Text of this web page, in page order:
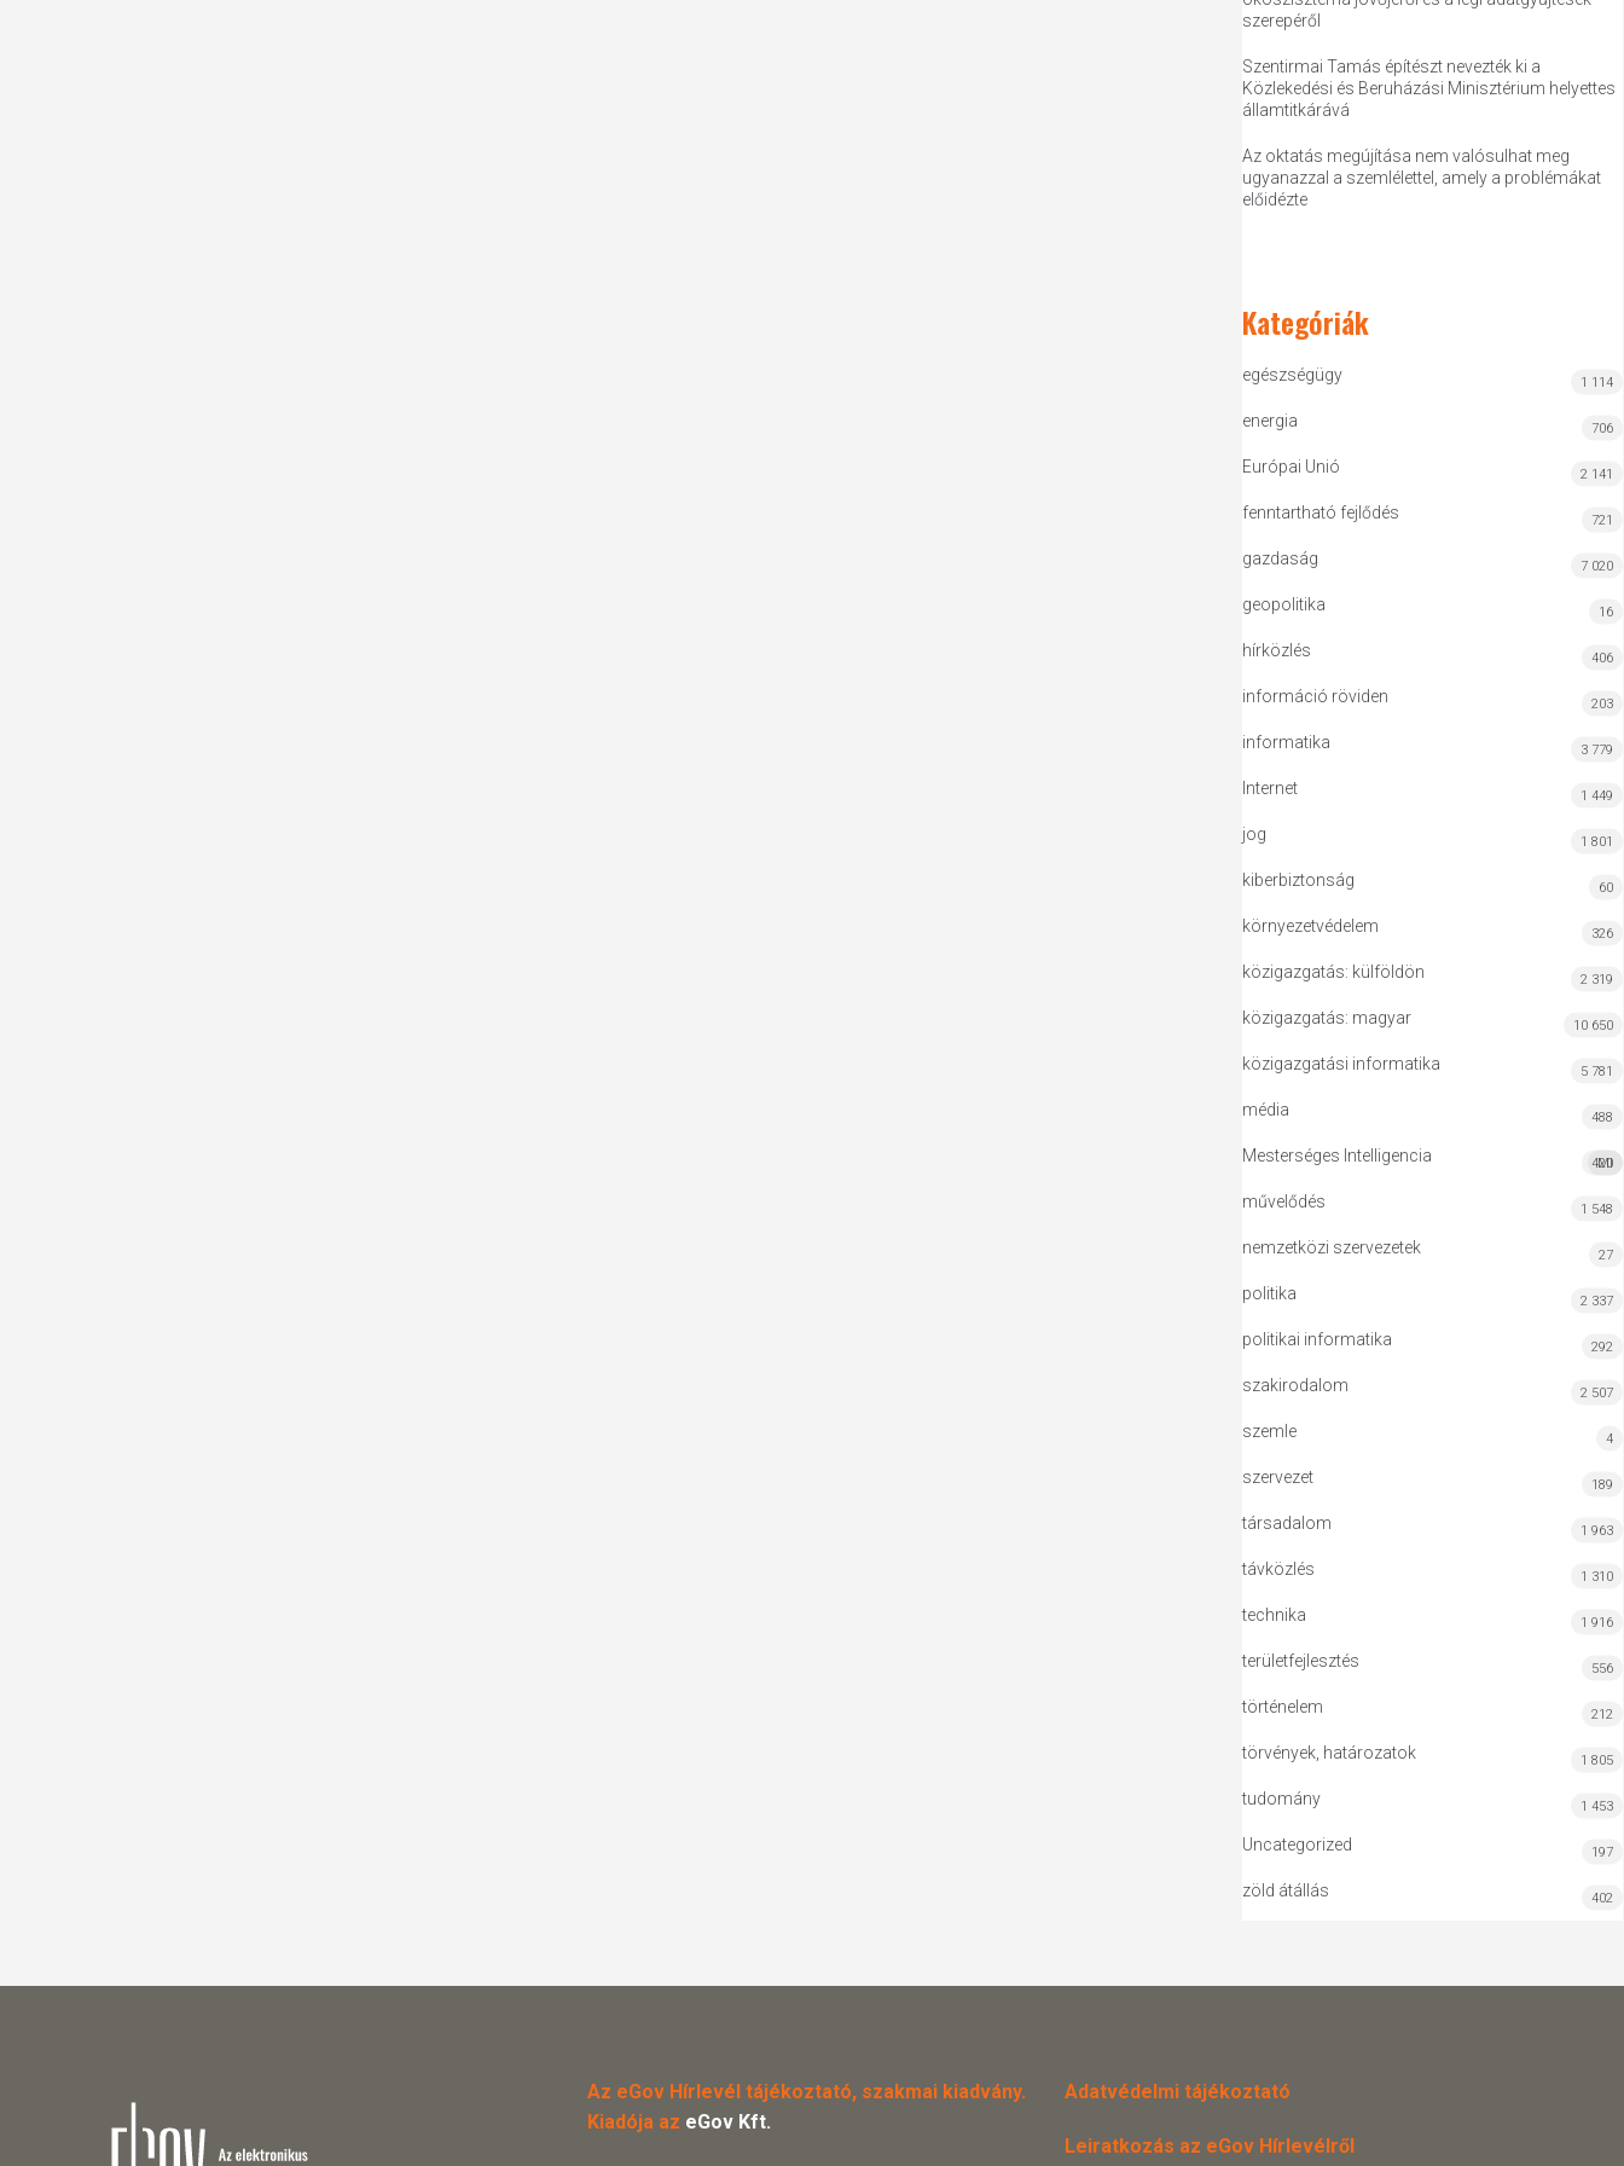
szerepéről
Szentirmai Tamás építészt nevezték ki a
Közlekedési és Beruházási Minisztérium helyettes
államtitkárává
Az oktatás megújítása nem valósulhat meg
ugyanazzal a szemlélettel, amely a problémákat
előidézte
Kategóriák
egészségügy 1 114
energia 706
Európai Unió 2 141
fenntartható fejlődés 721
gazdaság 7 020
geopolitika 16
hírközlés 406
információ röviden 203
informatika 3 779
Internet 1 449
jog 1 801
kiberbiztonság 60
környezetvédelem 326
közigazgatás: külföldön 2 319
közigazgatás: magyar 10 650
közigazgatási informatika 5 781
média 488
Mesterséges Intelligencia MI
420
művelődés 1 548
nemzetközi szervezetek 27
politika 2 337
politikai informatika 292
szakirodalom 2 507
szemle 4
szervezet 189
társadalom 1 963
távközlés 1 310
technika 1 916
területfejlesztés 556
történelem 212
törvények, határozatok 1 805
tudomány 1 453
Uncategorized 197
zöld átállás 402
Az eGov Hírlevél tájékoztató, szakmai kiadvány.
Kiadója az eGov Kft.
Adatvédelmi tájékoztató
Leiratkozás az eGov Hírlevélről